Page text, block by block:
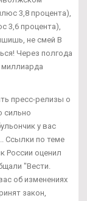
3,8 процента),
3,6 процента),
не смей В
Через полгода
миллиарда
пресс-релизы о
сильно
у вас
Ссылки по теме
России оценил
"Вести.
об изменениях
закон,